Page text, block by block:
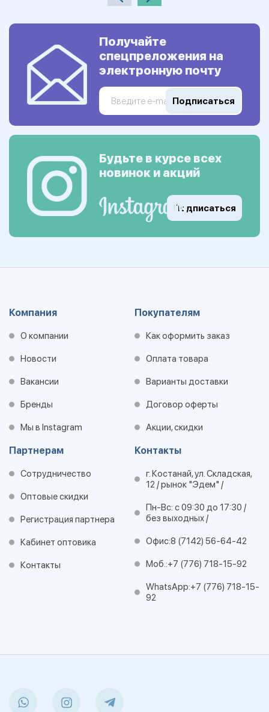
Получайте
спецпреложения на
электронную почту
Подписаться
Будьте в курсе всех
новинок и акций
Подписаться
Компания
О компании
Новости
Вакансии
Бренды
Мы в Instagram
Покупателям
Как оформить заказ
Оплата товара
Варианты доставки
Договор оферты
Акции, скидки
Партнерам
Сотрудничество
Оптовые скидки
Регистрация партнера
Кабинет оптовика
Контакты
Контакты
г. Костанай, ул. Складская,
12 / рынок "Эдем" /
Пн-Вс: с 09:30 до 17:30 /
без выходных /
Офис:8 (7142) 56-64-42
Моб.:+7 (776) 718-15-92
WhatsApp:+7 (776) 718-15-
92